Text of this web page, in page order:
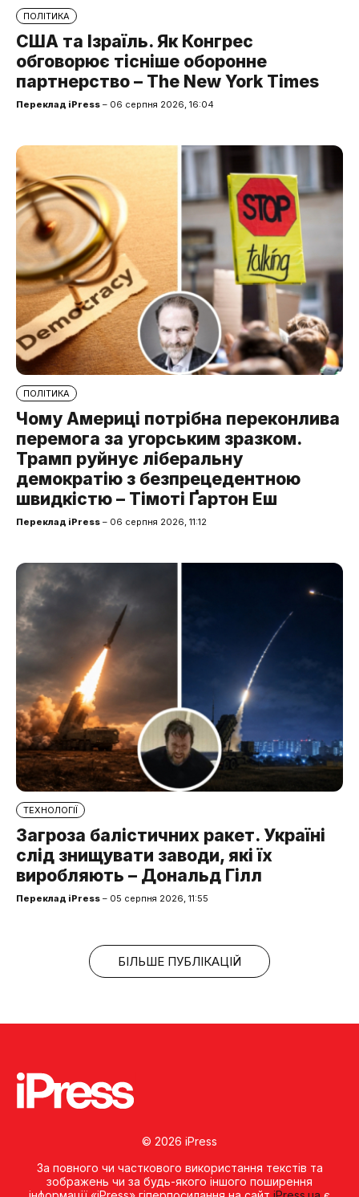
ПОЛІТИКА
США та Ізраїль. Як Конгрес
обговорює тісніше оборонне
партнерство – The New York Times
Переклад iPress – 06 серпня 2026, 16:04
ПОЛІТИКА
Чому Америці потрібна переконлива
перемога за угорським зразком.
Трамп руйнує ліберальну
демократію з безпрецедентною
швидкістю – Тімоті Ґартон Еш
Переклад iPress – 06 серпня 2026, 11:12
ТЕХНОЛОГІЇ
Загроза балістичних ракет. Україні
слід знищувати заводи, які їх
виробляють – Дональд Гілл
Переклад iPress – 05 серпня 2026, 11:55
БІЛЬШЕ ПУБЛІКАЦІЙ
© 2026 iPress
За повного чи часткового використання текстів та
зображень чи за будь-якого іншого поширення